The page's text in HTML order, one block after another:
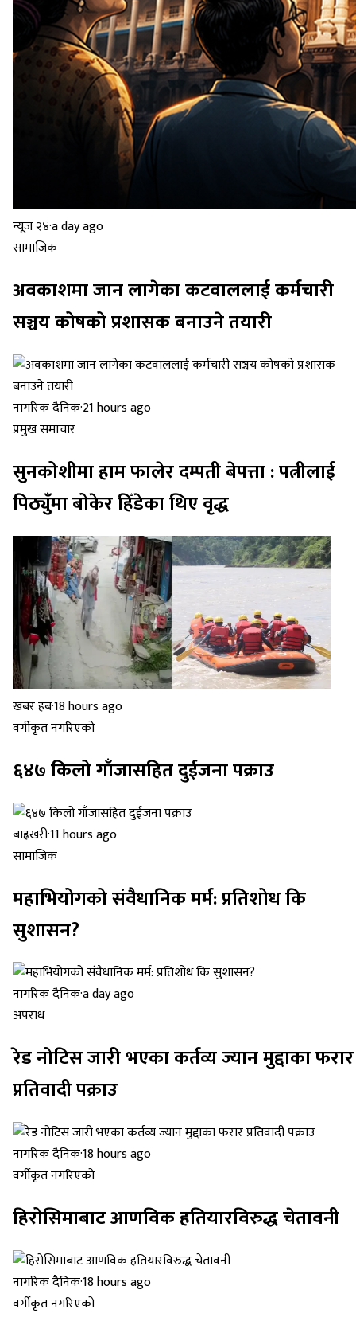
न्यूज २४·a day ago
सामाजिक
अवकाशमा जान लागेका कटवाललाई कर्मचारी
सञ्चय कोषको प्रशासक बनाउने तयारी
नागरिक दैनिक·21 hours ago
प्रमुख समाचार
सुनकोशीमा हाम फालेर दम्पती बेपत्ता : पत्नीलाई
पिठ्युँमा बोकेर हिँडेका थिए वृद्ध
खबर हब·18 hours ago
वर्गीकृत नगरिएको
६४७ किलो गाँजासहित दुईजना पक्राउ
बाह्रखरी·11 hours ago
सामाजिक
महाभियोगको संवैधानिक मर्म: प्रतिशोध कि
सुशासन?
नागरिक दैनिक·a day ago
अपराध
रेड नोटिस जारी भएका कर्तव्य ज्यान मुद्दाका फरार
प्रतिवादी पक्राउ
नागरिक दैनिक·18 hours ago
वर्गीकृत नगरिएको
हिरोसिमाबाट आणविक हतियारविरुद्ध चेतावनी
नागरिक दैनिक·18 hours ago
वर्गीकृत नगरिएको